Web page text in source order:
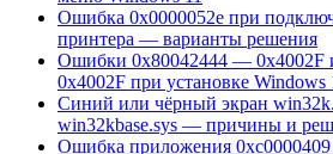
Ошибка 0x0000052e при
принтера — варианты решения
Ошибки 0x80042444 — 0x4002F
0x4002F при установке Windows
Синий или чёрный экран
win32kbase.sys — причины и
Ошибка приложения